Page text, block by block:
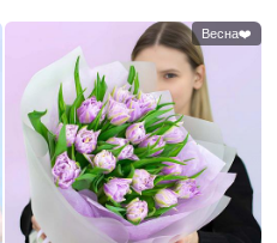
Весна❤️